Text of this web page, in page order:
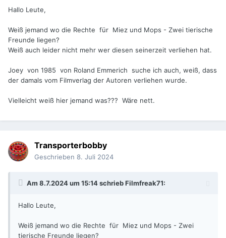
Hallo Leute,
Weiß jemand wo die Rechte für Miez und Mops - Zwei tierische
Freunde liegen?
Weiß auch leider nicht mehr wer diesen seinerzeit verliehen hat.
Joey von 1985 von Roland Emmerich suche ich auch, weiß, dass
der damals vom Filmverlag der Autoren verliehen wurde.
Vielleicht weiß hier jemand was??? Wäre nett.
Transporterbobby
Geschrieben 8. Juli 2024
Am 8.7.2024 um 15:14 schriebFilmfreak71:
Hallo Leute,
Weiß jemand wo die Rechte für Miez und Mops - Zwei
tierische Freunde liegen?